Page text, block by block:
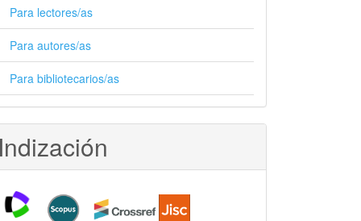
Para lectores/as
Para autores/as
Para bibliotecarios/as
Indización